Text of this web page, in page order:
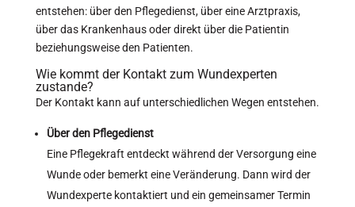
entstehen: über den Pflegedienst, über eine Arztpraxis,
über das Krankenhaus oder direkt über die Patientin
beziehungsweise den Patienten.
Wie kommt der Kontakt zum Wundexperten
zustande?
Der Kontakt kann auf unterschiedlichen Wegen entstehen.
Über den Pflegedienst
Eine Pflegekraft entdeckt während der Versorgung eine
Wunde oder bemerkt eine Veränderung. Dann wird der
Wundexperte kontaktiert und ein gemeinsamer Termin